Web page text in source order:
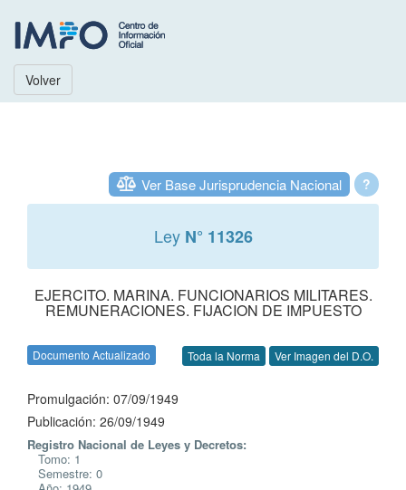
Volver
?
Ver Base Jurisprudencia Nacional
Ley N° 11326
EJERCITO. MARINA. FUNCIONARIOS MILITARES.
REMUNERACIONES. FIJACION DE IMPUESTO
Documento Actualizado Toda la Norma Ver Imagen del D.O.
Promulgación: 07/09/1949
Publicación: 26/09/1949
Registro Nacional de Leyes y Decretos:
Tomo: 1
Semestre: 0